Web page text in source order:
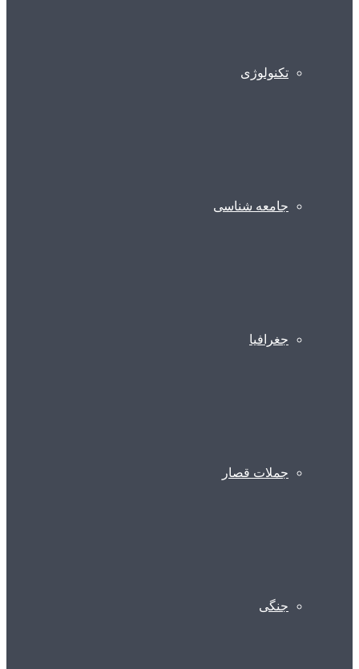
تکنولوژی
جامعه شناسی
جغرافیا
جملات قصار
جنگی